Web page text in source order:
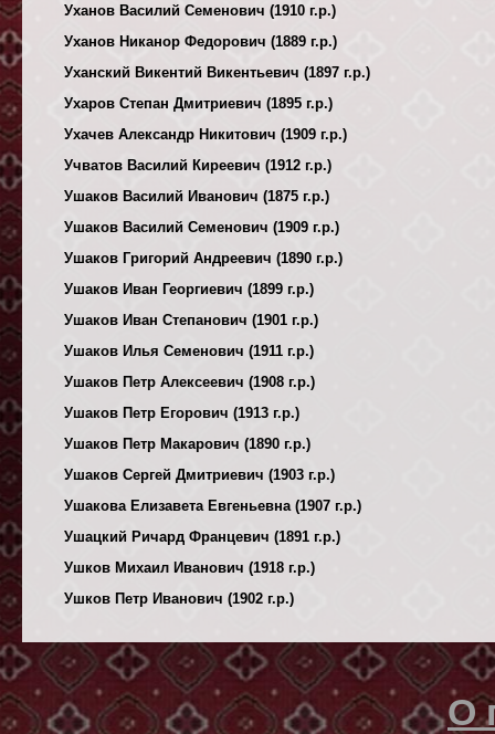
Уханов Василий Семенович (1910 г.р.)
Уханов Никанор Федорович (1889 г.р.)
Уханский Викентий Викентьевич (1897 г.р.)
Ухаров Степан Дмитриевич (1895 г.р.)
Ухачев Александр Никитович (1909 г.р.)
Учватов Василий Киреевич (1912 г.р.)
Ушаков Василий Иванович (1875 г.р.)
Ушаков Василий Семенович (1909 г.р.)
Ушаков Григорий Андреевич (1890 г.р.)
Ушаков Иван Георгиевич (1899 г.р.)
Ушаков Иван Степанович (1901 г.р.)
Ушаков Илья Семенович (1911 г.р.)
Ушаков Петр Алексеевич (1908 г.р.)
Ушаков Петр Егорович (1913 г.р.)
Ушаков Петр Макарович (1890 г.р.)
Ушаков Сергей Дмитриевич (1903 г.р.)
Ушакова Елизавета Евгеньевна (1907 г.р.)
Ушацкий Ричард Францевич (1891 г.р.)
Ушков Михаил Иванович (1918 г.р.)
Ушков Петр Иванович (1902 г.р.)
О